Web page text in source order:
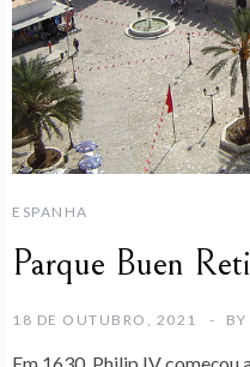
ESPANHA
Parque Buen
18 DE OUTUBRO, 2021 BY